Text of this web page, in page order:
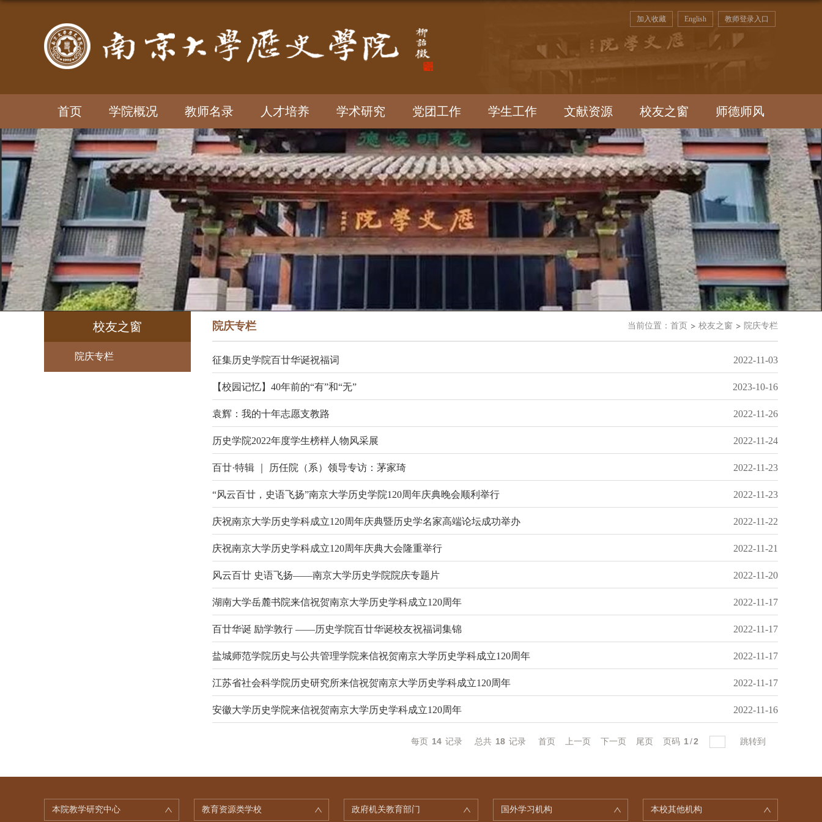
加入收藏 English 教师登录入口
首页 学院概况 教师名录 人才培养 学术研究 党团工作 学生工作 文献资源 校友之窗 师德师风
校友之窗
院庆专栏
院庆专栏 当前位置： 首页 校友之窗 院庆专栏
征集历史学院百廿华诞祝福词 2022-11-03
【校园记忆】40年前的“有”和“无” 2023-10-16
袁辉：我的十年志愿支教路 2022-11-26
历史学院2022年度学生榜样人物风采展 2022-11-24
百廿·特辑 ｜ 历任院（系）领导专访：茅家琦 2022-11-23
“风云百廿，史语飞扬”南京大学历史学院120周年庆典晚会顺利举行 2022-11-23
庆祝南京大学历史学科成立120周年庆典暨历史学名家高端论坛成功举办 2022-11-22
庆祝南京大学历史学科成立120周年庆典大会隆重举行 2022-11-21
风云百廿 史语飞扬——南京大学历史学院院庆专题片 2022-11-20
湖南大学岳麓书院来信祝贺南京大学历史学科成立120周年 2022-11-17
百廿华诞 励学敦行 ——历史学院百廿华诞校友祝福词集锦 2022-11-17
盐城师范学院历史与公共管理学院来信祝贺南京大学历史学科成立120周年 2022-11-17
江苏省社会科学院历史研究所来信祝贺南京大学历史学科成立120周年 2022-11-17
安徽大学历史学院来信祝贺南京大学历史学科成立120周年 2022-11-16
每页 14 记录 总共 18 记录 首页 上一页 下一页 尾页 页码 1/2 跳转到
本院教学研究中心 教育资源类学校 政府机关教育部门 国外学习机构 本校其他机构